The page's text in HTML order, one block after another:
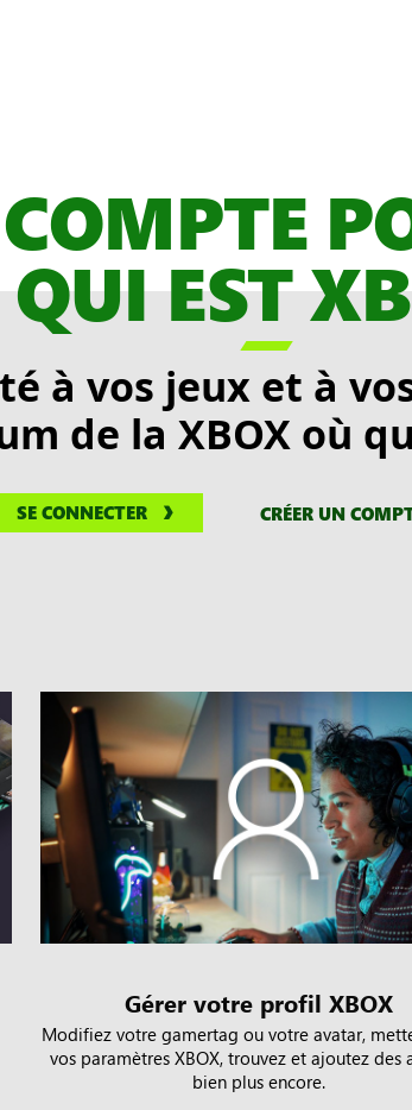
QUI EST

à vos jeux et à
de la XBOX où
SE CONNECTER CRÉER UN
Gérer votre profil XBOX
Modifiez votre gamertag ou votre avatar,
vos paramètres XBOX, trouvez et ajoutez des
bien plus encore.